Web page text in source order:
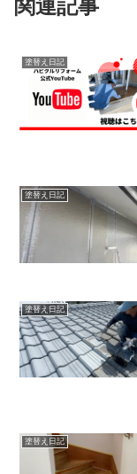
関連記事
塗替え日記
塗替え日記
塗替え日記
塗替え日記